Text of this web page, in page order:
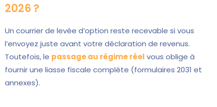
2026 ?
Un courrier de levée d’option reste recevable si vous
l’envoyez juste avant votre déclaration de revenus.
Toutefois, le passage au régime réel vous oblige à
fournir une liasse fiscale complète (formulaires 2031 et
annexes).